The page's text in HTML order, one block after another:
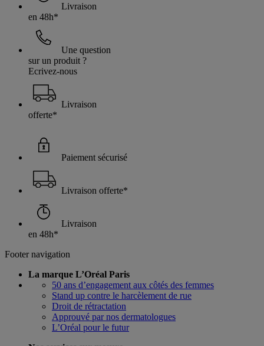
Livraison
en 48h*
Une question
sur un produit ?
Ecrivez-nous
Livraison
offerte*
Paiement sécurisé
Livraison offerte*
Livraison
en 48h*
Footer navigation
La marque L’Oréal Paris
50 ans d’engagement aux côtés des femmes
Stand up contre le harcèlement de rue
Droit de rétractation
Approuvé par nos dermatologues
L’Oréal pour le futur